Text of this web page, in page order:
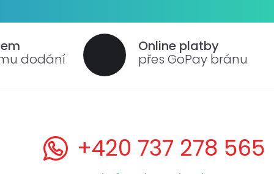
dodání
Online platby
přes GoPay bránu
+420 737 278 565